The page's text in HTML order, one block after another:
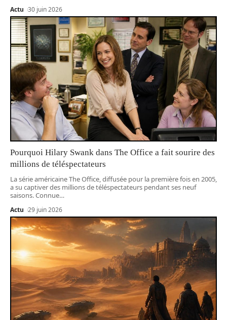
Actu 30 juin 2026
Pourquoi Hilary Swank dans The Office a fait sourire des
millions de téléspectateurs
La série américaine The Office, diffusée pour la première fois en 2005,
a su captiver des millions de téléspectateurs pendant ses neuf
saisons. Connue…
Actu 29 juin 2026